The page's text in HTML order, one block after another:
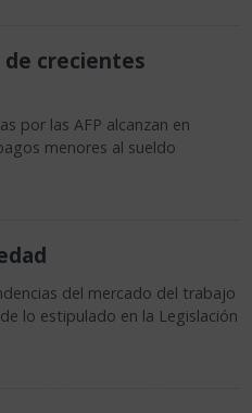
crecientes
por las AFP alcanzan en
menores al sueldo
del mercado del trabajo
lo estipulado en la Legislación